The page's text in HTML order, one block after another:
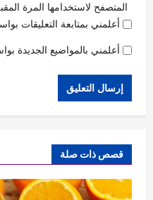
المتصفح لاستخدامها المرة
أعلمني بمتابعة التعليقات
أعلمني بالمواضيع الجديدة
قصص ذات صلة